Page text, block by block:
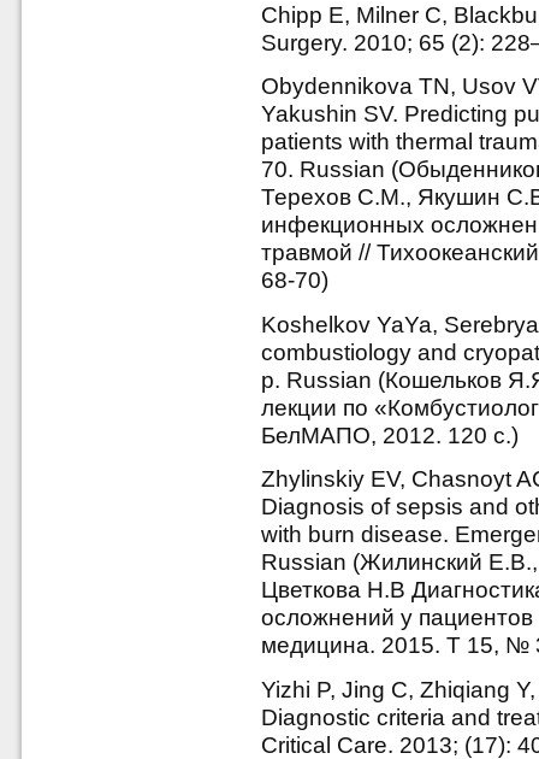
Chipp E, Milner C,
Surgery. 2010; 65 (2):
Obydennikova TN, Usov
Yakushin SV. Predicting
patients with thermal
70. Russian
Терехов С.М., Якушин
инфекционных
травмой //
68-70)
Koshelkov YaYa,
combustiology and
p. Russian (Кошельков
лекции по
БелМАПО, 2012. 120 c.)
Zhylinskiy EV, Chasnoyt
Diagnosis of sepsis and
with burn disease.
Russian (Жилинский
Цветкова Н.В
осложнений у
медицина. 2015. T 15, №
Yizhi P, Jing C, Zhiqiang
Diagnostic criteria and
Critical Care. 2013; (17):